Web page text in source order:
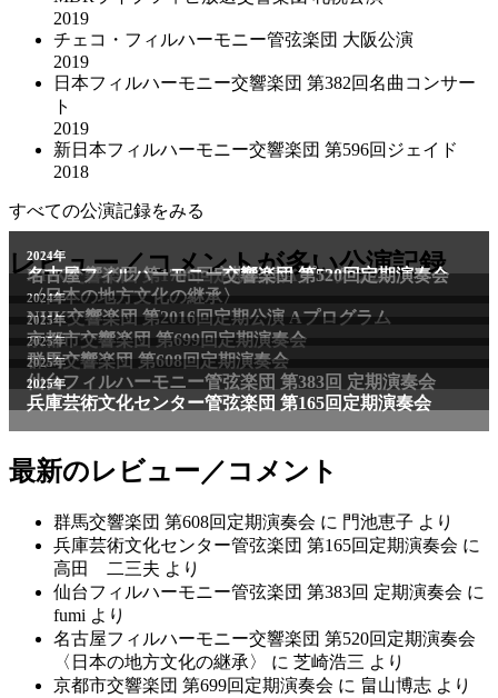
2019
チェコ・フィルハーモニー管弦楽団 大阪公演
2019
日本フィルハーモニー交響楽団 第382回名曲コンサー
ト
2019
新日本フィルハーモニー交響楽団 第596回ジェイド
2018
すべての公演記録をみる
レビュー／コメントが多い公演記録
2011年
NHK交響楽団 第1706回定期公演Aプログラム
2024年
名古屋フィルハーモニー交響楽団 第520回定期演奏会
〈日本の地方文化の継承〉
2024年
NHK交響楽団 第2016回定期公演 Aプログラム
2025年
京都市交響楽団 第699回定期演奏会
2025年
群馬交響楽団 第608回定期演奏会
2025年
仙台フィルハーモニー管弦楽団 第383回 定期演奏会
2025年
兵庫芸術文化センター管弦楽団 第165回定期演奏会
最新のレビュー／コメント
群馬交響楽団 第608回定期演奏会 に 門池恵子 より
兵庫芸術文化センター管弦楽団 第165回定期演奏会 に
高田 二三夫 より
仙台フィルハーモニー管弦楽団 第383回 定期演奏会 に
fumi より
名古屋フィルハーモニー交響楽団 第520回定期演奏会
〈日本の地方文化の継承〉
に 芝崎浩三 より
京都市交響楽団 第699回定期演奏会 に 畠山博志 より